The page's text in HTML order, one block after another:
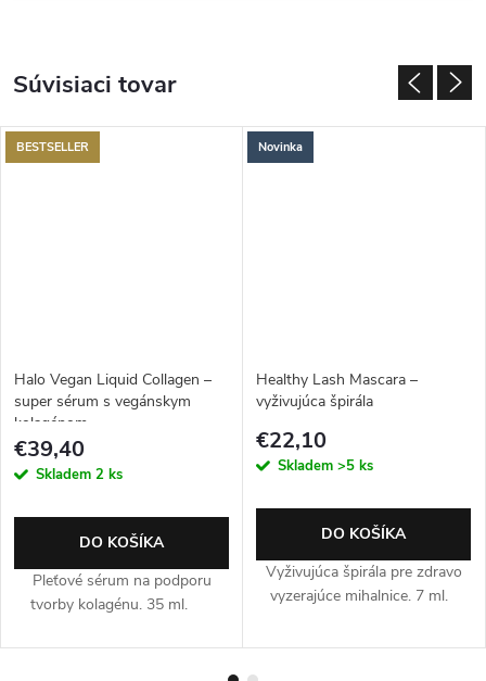
Súvisiaci tovar
BESTSELLER
Halo Vegan Liquid Collagen –
super sérum s vegánskym
kolagénom
€39,40
Skladem 2 ks
DO KOŠÍKA
Pleťové sérum na podporu
tvorby kolagénu. 35 ml.
Novinka
Healthy Lash Mascara –
vyživujúca špirála
€22,10
Skladem >5 ks
DO KOŠÍKA
Vyživujúca špirála pre zdravo
vyzerajúce mihalnice. 7 ml.